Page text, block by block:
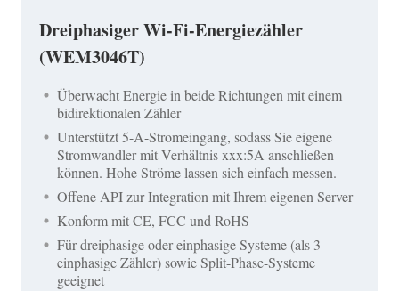
Dreiphasiger Wi-Fi-Energiezähler
(WEM3046T)
Überwacht Energie in beide Richtungen mit einem
bidirektionalen Zähler
Unterstützt 5-A-Stromeingang, sodass Sie eigene
Stromwandler mit Verhältnis xxx:5A anschließen
können. Hohe Ströme lassen sich einfach messen.
Offene API zur Integration mit Ihrem eigenen Server
Konform mit CE, FCC und RoHS
Für dreiphasige oder einphasige Systeme (als 3
einphasige Zähler) sowie Split-Phase-Systeme
geeignet